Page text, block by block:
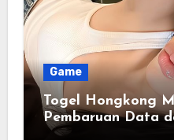
Game
Togel Hongkong
Pembaruan Data
Informasi Cepat